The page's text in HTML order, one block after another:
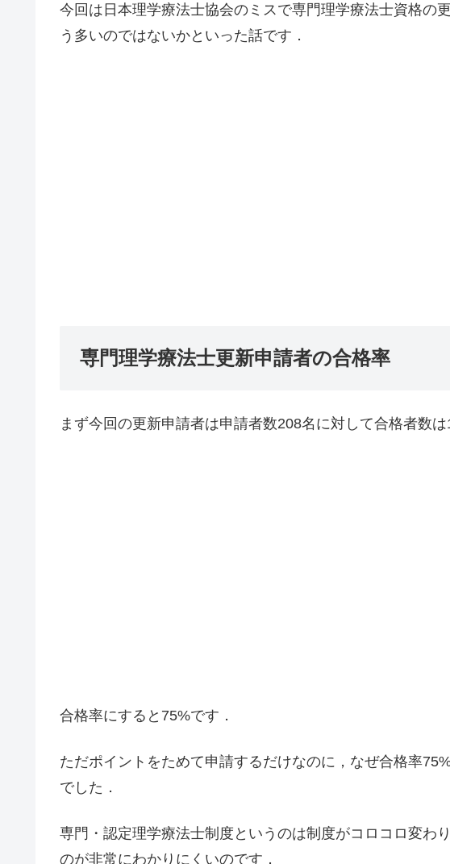
今回は日本理学療法士協会のミスで専門理学療法士資格の
う多いのではないかといった話です．
専門理学療法士更新申請者の合格率
まず今回の更新申請者は申請者数208名に対して合格者数は
合格率にすると75%です．
ただポイントをためて申請するだけなのに，なぜ合格率
でした．
専門・認定理学療法士制度というのは制度がコロコロ変わ
のが非常にわかりにくいのです．